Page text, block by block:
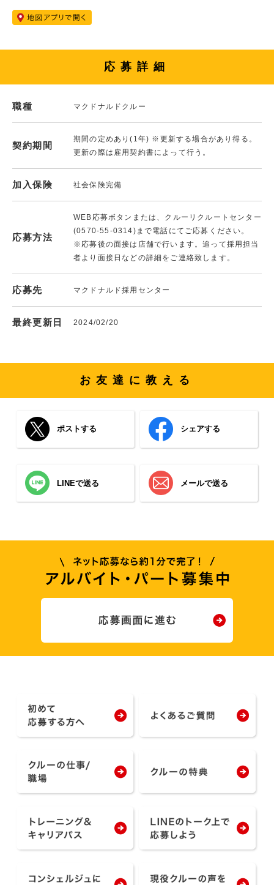
応募詳細
職種 マクドナルドクルー
契約期間
期間の定めあり(1年) ※更新する場合があり得る。
更新の際は雇用契約書によって行う。
加入保険 社会保険完備
応募方法
WEB応募ボタンまたは、クルーリクルートセンター
(0570-55-0314)まで電話にてご応募ください。
※応募後の面接は店舗で行います。追って採用担当
者より面接日などの詳細をご連絡致します。
応募先 マクドナルド採用センター
最終更新日 2024/02/20
お友達に教える
ポストする シェアする
LINEで送る メールで送る